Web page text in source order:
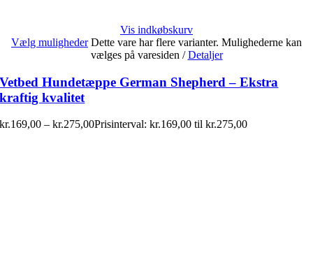
Vis indkøbskurv
Vælg muligheder Dette vare har flere varianter. Mulighederne kan
vælges på varesiden / Detaljer
Vetbed Hundetæppe German Shepherd – Ekstra
kraftig kvalitet
kr.169,00 – kr.275,00Prisinterval: kr.169,00 til kr.275,00